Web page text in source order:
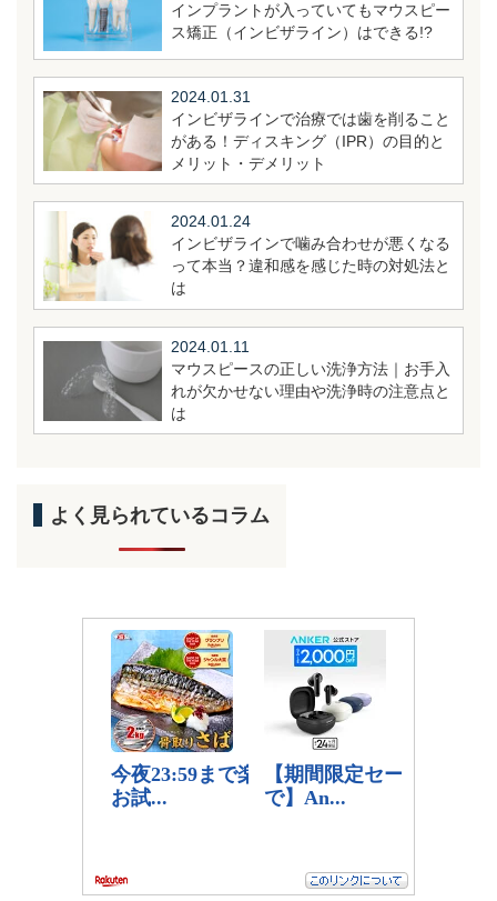
インプラントが入っていてもマウスピー
ス矯正（インビザライン）はできる!?
2024.01.31
インビザラインで治療では歯を削ること
がある！ディスキング（IPR）の目的と
メリット・デメリット
2024.01.24
インビザラインで噛み合わせが悪くなる
って本当？違和感を感じた時の対処法と
は
2024.01.11
マウスピースの正しい洗浄方法｜お手入
れが欠かせない理由や洗浄時の注意点と
は
よく見られているコラム